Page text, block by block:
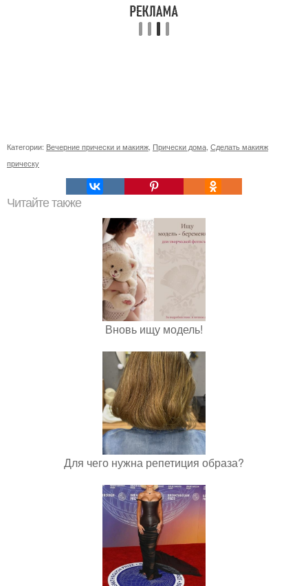
Категории: Вечерние прически и макияж Прически дома Сделать макияж
прическу
Читайте также
Вновь ищу модель!
Для чего нужна репетиция образа?